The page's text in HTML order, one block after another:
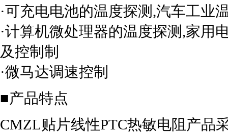
·可充电电池的温度探测,汽车工业
·计算机微处理器的温度探测,家用
及控制制
·微马达调速控制
■产品特点
CMZL贴片线性PTC热敏电阻产品